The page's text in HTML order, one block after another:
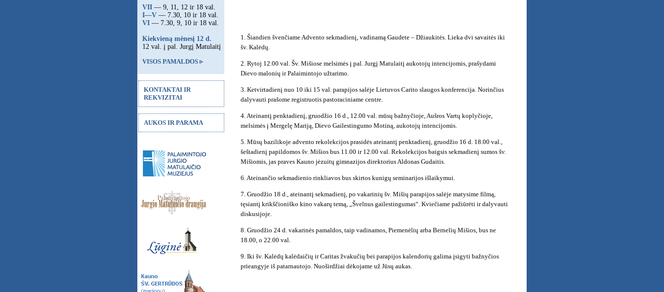
1. Šiandien švenčiame Advento sekmadienį, vadinamą Gaudete – Džiaukitės. Lieka dvi savaitės iki
šv. Kalėdų.
2. Rytoj 12.00 val. Šv. Mišiose melsimės į pal. Jurgį Matulaitį aukotojų intencijomis, prašydami
Dievo malonių ir Palaimintojo užtarimo.
3. Ketvirtadienį nuo 10 iki 15 val. parapijos salėje Lietuvos Carito slaugos konferencija. Norinčius
dalyvauti prašome registruotis pastoraciniame centre.
4. Ateinantį penktadienį, gruodžio 16 d., 12.00 val. mūsų bažnyčioje, Aušros Vartų koplyčioje,
melsimės į Mergelę Mariją, Dievo Gailestingumo Motiną, aukotojų intencijomis.
5. Mūsų bazilikoje advento rekolekcijos prasidės ateinantį penktadienį, gruodžio 16 d. 18.00 val.,
šeštadienį papildomos šv. Mišios bus 11.00 ir 12.00 val. Rekolekcijos baigsis sekmadienį sumos šv.
Mišiomis, jas praves Kauno jėzuitų gimnazijos direktorius Aldonas Gudaitis.
6. Ateinančio sekmadienio rinkliavos bus skirtos kunigų seminarijos išlaikymui.
7. Gruodžio 18 d., ateinantį sekmadienį, po vakarinių šv. Mišių parapijos salėje matysime filmą,
tęsiantį krikščioniško kino vakarų temą, „Švelnus gailestingumas“. Kviečiame pažiūrėti ir dalyvauti
diskusijoje.
8. Gruodžio 24 d. vakarinės pamaldos, taip vadinamos, Piemenėlių arba Bernelių Mišios, bus ne
18.00, o 22.00 val.
9. Iki šv. Kalėdų kalėdaičių ir Caritas žvakučių bei parapijos kalendorių galima įsigyti bažnyčios
prieangyje iš patarnautojo. Nuoširdžiai dėkojame už Jūsų aukas.
VII — 9, 11, 12 ir 18 val.
I—V — 7.30, 10 ir 18 val.
VI — 7.30, 9, 10 ir 18 val.
Kiekvieną mėnesį 12 d.
12 val. į pal. Jurgį Matulaitį
VISOS PAMALDOS ▹
KONTAKTAI IR
REKVIZITAI
AUKOS IR PARAMA